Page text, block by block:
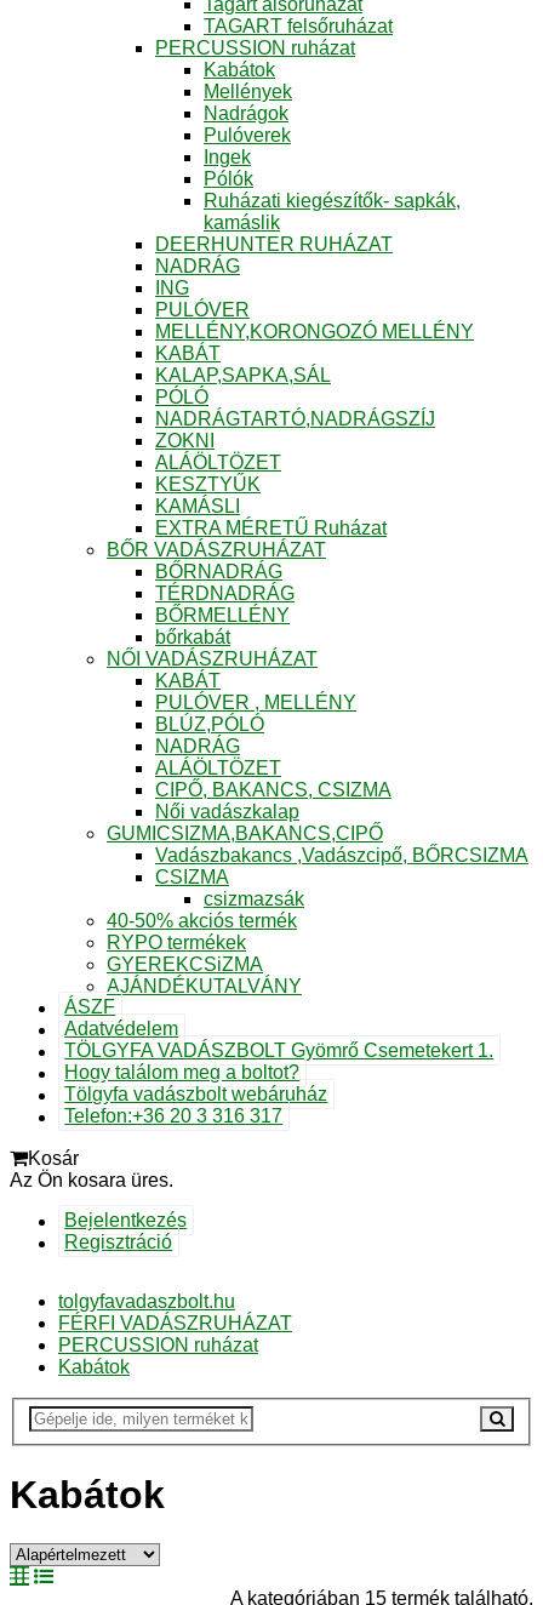
TAGART felsőruházat
PERCUSSION ruházat
Kabátok
Mellények
Nadrágok
Pulóverek
Ingek
Pólók
Ruházati kiegészítők- sapkák,
kamáslik
DEERHUNTER RUHÁZAT
NADRÁG
ING
PULÓVER
MELLÉNY,KORONGOZÓ MELLÉNY
KABÁT
KALAP,SAPKA,SÁL
PÓLÓ
NADRÁGTARTÓ,NADRÁGSZÍJ
ZOKNI
ALÁÖLTÖZET
KESZTYŰK
KAMÁSLI
EXTRA MÉRETŰ Ruházat
BŐR VADÁSZRUHÁZAT
BŐRNADRÁG
TÉRDNADRÁG
BŐRMELLÉNY
bőrkabát
NŐI VADÁSZRUHÁZAT
KABÁT
PULÓVER , MELLÉNY
BLÚZ,PÓLÓ
NADRÁG
ALÁÖLTÖZET
CIPŐ, BAKANCS, CSIZMA
Női vadászkalap
GUMICSIZMA,BAKANCS,CIPŐ
Vadászbakancs ,Vadászcipő, BŐRCSIZMA
CSIZMA
csizmazsák
40-50% akciós termék
RYPO termékek
GYEREKCSiZMA
AJÁNDÉKUTALVÁNY
ÁSZF
Adatvédelem
TÖLGYFA VADÁSZBOLT Gyömrő Csemetekert 1.
Hogy találom meg a boltot?
Tölgyfa vadászbolt webáruház
Telefon:+36 20 3 316 317
Kosár
Az Ön kosara üres.
Bejelentkezés
Regisztráció
tolgyfavadaszbolt.hu
FÉRFI VADÁSZRUHÁZAT
PERCUSSION ruházat
Kabátok
Kabátok
A kategóriában 15 termék található.